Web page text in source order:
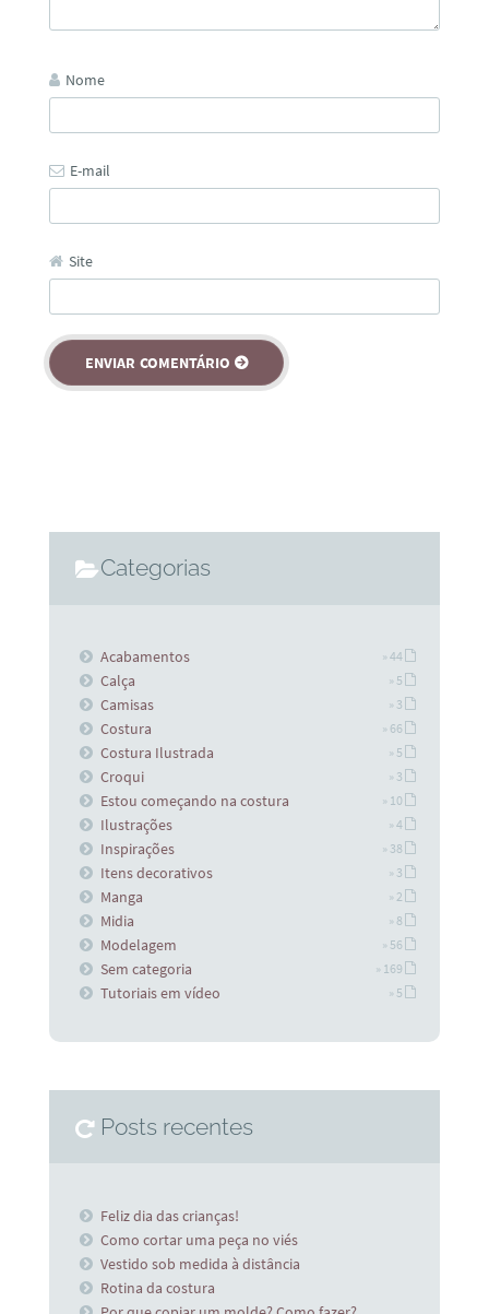
Nome
E-mail
Site
Categorias
Acabamentos » 44
Calça » 5
Camisas » 3
Costura » 66
Costura Ilustrada » 5
Croqui » 3
Estou começando na costura » 10
Ilustrações » 4
Inspirações » 38
Itens decorativos » 3
Manga » 2
Midia » 8
Modelagem » 56
Sem categoria » 169
Tutoriais em vídeo » 5
Posts recentes
Feliz dia das crianças!
Como cortar uma peça no viés
Vestido sob medida à distância
Rotina da costura